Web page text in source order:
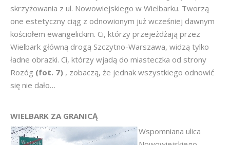
skrzyżowania z ul. Nowowiejskiego w Wielbarku. Tworzą
one estetyczny ciąg z odnowionym już wcześniej dawnym
kościołem ewangelickim. Ci, którzy przejeżdżają przez
Wielbark główną drogą Szczytno-Warszawa, widzą tylko
ładne obrazki. Ci, którzy wjadą do miasteczka od strony
Rozóg (fot. 7) , zobaczą, że jednak wszystkiego odnowić
się nie dało…
WIELBARK ZA GRANICĄ
Wspomniana ulica